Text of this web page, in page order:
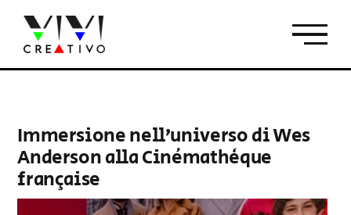
contenuto
Immersione nell’universo di Wes
Anderson alla Cinémathèque
française